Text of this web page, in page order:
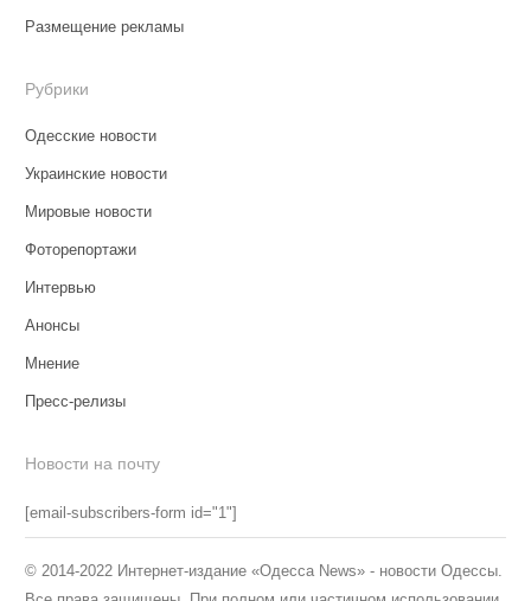
Размещение рекламы
Рубрики
Одесские новости
Украинские новости
Мировые новости
Фоторепортажи
Интервью
Анонсы
Мнение
Пресс-релизы
Новости на почту
[email-subscribers-form id="1"]
© 2014-2022 Интернет-издание «Одесса News» - новости Одессы.